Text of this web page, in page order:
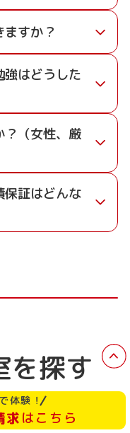
なければ、変更する
制度
方に対して、ご入塾
る前までに入塾を
額を返金いたしま
、ピンポイントで対
ートが好評です。
策： 各中学校の過
期テストに出やすい
。
授業： 受講科目の
段習っていない理
スト直前に集中して
には「家では集中
習室に集まり、学校
る習慣が身について
お問い合わせくださ
スト前の勉強など
用することができま
る教室もあり、「集
はかどる」と好評で
問できるため、わか
ず学習を進められま
すか？
、曜日や時間帯を選
習い事と無理なく両
スペースを利用でき
く学習を進められま
はどうした
ていただきます。た
」という中学生の
として理科・社会の
す。 (有料)
？（女性、厳
きますが、実際に指
で平気だった」とい
導を受けてみて、相
行う「先生評価アン
保証はどんな
かった場合は、その
指導いたします。
りません。
すので、詳しくは教
を探す
体験！
求 はこちら